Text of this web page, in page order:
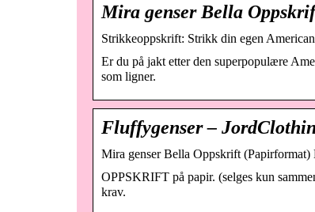
Mira genser Bella
Strikkeoppskrift: Strikk din egen
Er du på jakt etter den superpopulære
som ligner.
Fluffygenser –
Mira genser Bella Oppskrift
OPPSKRIFT på papir. (selges kun
krav.